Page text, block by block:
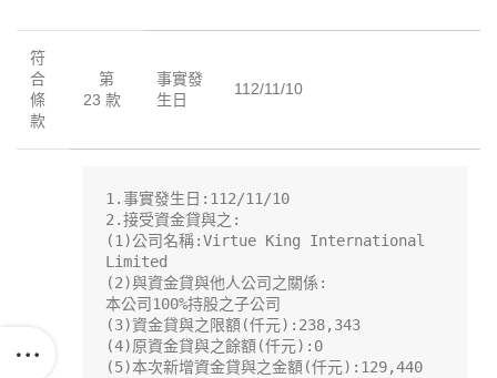
符
合
條
款
第
23 款
事實發
生日
112/11/10
1.事實發生日:112/11/10
2.接受資金貸與之:
(1)公司名稱:Virtue King International
Limited
(2)與資金貸與他人公司之關係:
本公司100%持股之子公司
(3)資金貸與之限額(仟元):238,343
(4)原資金貸與之餘額(仟元):0
(5)本次新增資金貸與之金額(仟元):129,440